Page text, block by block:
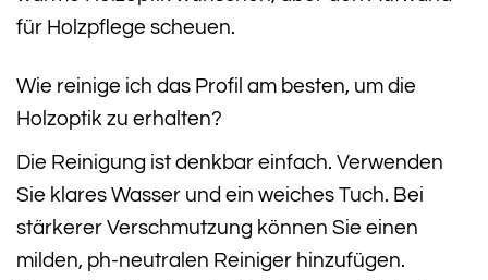
für Holzpflege scheuen.
Wie reinige ich das Profil am besten, um die
Holzoptik zu erhalten?
Die Reinigung ist denkbar einfach. Verwenden
Sie klares Wasser und ein weiches Tuch. Bei
stärkerer Verschmutzung können Sie einen
milden, ph-neutralen Reiniger hinzufügen.